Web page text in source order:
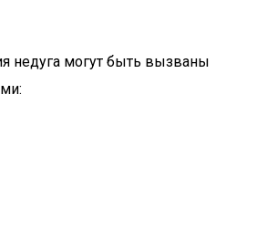
недуга могут быть вызваны